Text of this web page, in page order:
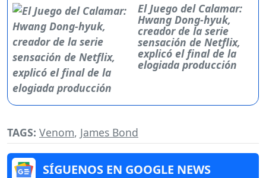
El Juego del Calamar:
Hwang Dong-hyuk,
creador de la serie
sensación de Netflix,
explicó el final de la
elogiada producción
TAGS: Venom, James Bond
SÍGUENOS EN GOOGLE NEWS